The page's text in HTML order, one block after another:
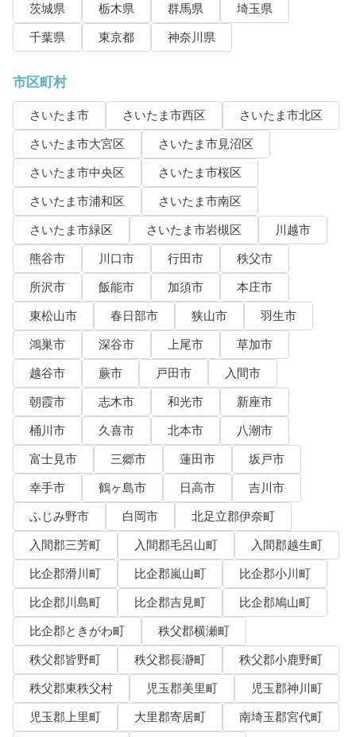
茨城県 栃木県 群馬県
埼玉県
千葉県
東京都 神奈川県
市区町村
さいたま市 さいたま市西区
さいたま市北区
さいたま市大宮区
さいたま市見沼区
さいたま市中央区
さいたま市桜区
さいたま市浦和区
さいたま市南区
さいたま市緑区
さいたま市岩槻区
川越市
熊谷市
川口市 行田市
秩父市
所沢市
飯能市 加須市
本庄市
東松山市
春日部市 狭山市
羽生市
鴻巣市
深谷市 上尾市
草加市
越谷市
蕨市 戸田市
入間市
朝霞市
志木市 和光市
新座市
桶川市
久喜市 北本市
八潮市
富士見市
三郷市 蓮田市
坂戸市
幸手市
鶴ヶ島市 日高市
吉川市
ふじみ野市
白岡市
北足立郡伊奈町
入間郡三芳町
入間郡毛呂山町
入間郡越生町
比企郡滑川町
比企郡嵐山町
比企郡小川町
比企郡川島町
比企郡吉見町
比企郡鳩山町
比企郡ときがわ町
秩父郡横瀬町
秩父郡皆野町
秩父郡長瀞町
秩父郡小鹿野町
秩父郡東秩父村
児玉郡美里町
児玉郡神川町
児玉郡上里町
大里郡寄居町
南埼玉郡宮代町